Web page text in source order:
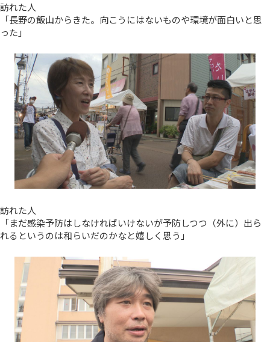
訪れた人
「長野の飯山からきた。向こうにはないものや環境が面白いと思
った」
訪れた人
「まだ感染予防はしなければいけないが予防しつつ（外に）出ら
れるというのは和らいだのかなと嬉しく思う」